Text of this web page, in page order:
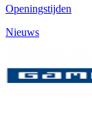
Openingstijden
Nieuws